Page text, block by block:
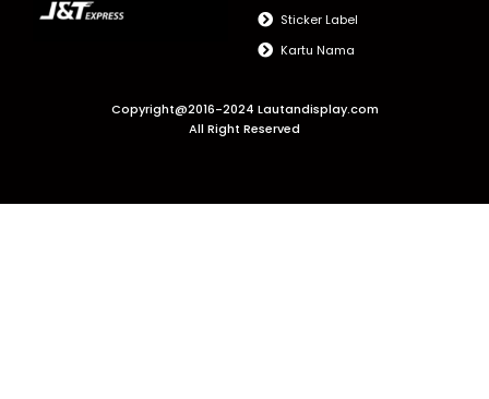
Sticker Label
Kartu Nama
Copyright@2016-2024 Lautandisplay.com
All Right Reserved